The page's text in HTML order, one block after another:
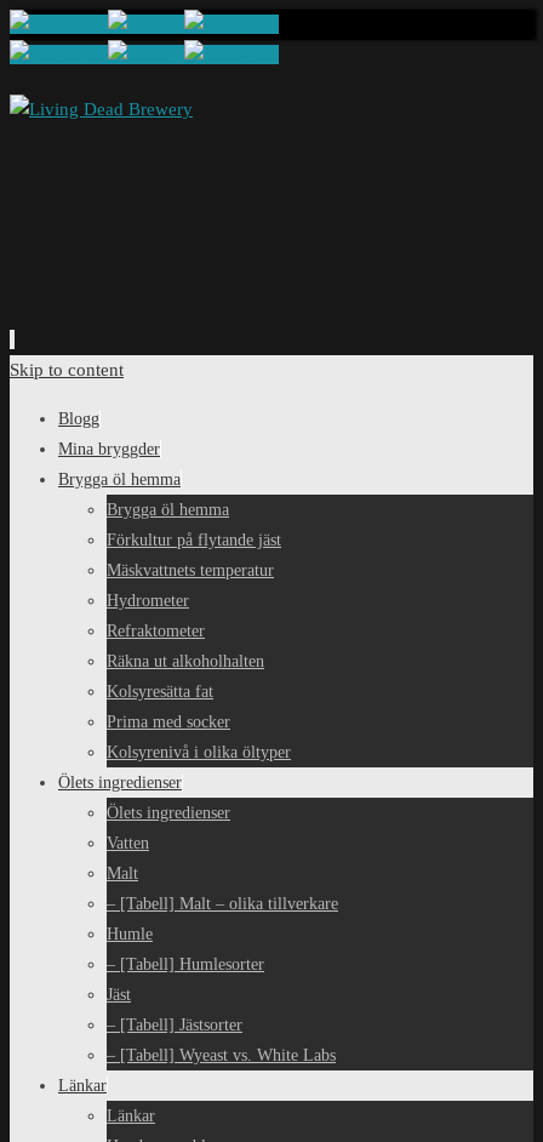
Skip to content
Blogg
Mina bryggder
Brygga öl hemma
Brygga öl hemma
Förkultur på flytande jäst
Mäskvattnets temperatur
Hydrometer
Refraktometer
Räkna ut alkoholhalten
Kolsyresätta fat
Prima med socker
Kolsyrenivå i olika öltyper
Ölets ingredienser
Ölets ingredienser
Vatten
Malt
– [Tabell] Malt – olika tillverkare
Humle
– [Tabell] Humlesorter
Jäst
– [Tabell] Jästsorter
– [Tabell] Wyeast vs. White Labs
Länkar
Länkar